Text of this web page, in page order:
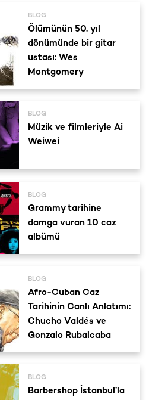
BLOG
Ölümünün 50. yıl
dönümünde bir gitar
ustası: Wes
Montgomery
BLOG
Müzik ve filmleriyle Ai
Weiwei
BLOG
Grammy tarihine
damga vuran 10 caz
albümü
BLOG
Afro-Cuban Caz
Tarihinin Canlı Anlatımı:
Chucho Valdés ve
Gonzalo Rubalcaba
BLOG
Barbershop İstanbul’la